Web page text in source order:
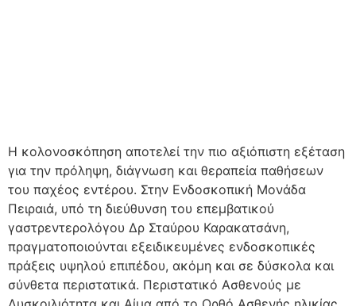
Η κολονοσκόπηση αποτελεί την πιο αξιόπιστη εξέταση
για την πρόληψη, διάγνωση και θεραπεία παθήσεων
του παχέος εντέρου. Στην Ενδοσκοπική Μονάδα
Πειραιά, υπό τη διεύθυνση του επεμβατικού
γαστρεντερολόγου Δρ Σταύρου Καρακατσάνη,
πραγματοποιούνται εξειδικευμένες ενδοσκοπικές
πράξεις υψηλού επιπέδου, ακόμη και σε δύσκολα και
σύνθετα περιστατικά. Περιστατικό Ασθενούς με